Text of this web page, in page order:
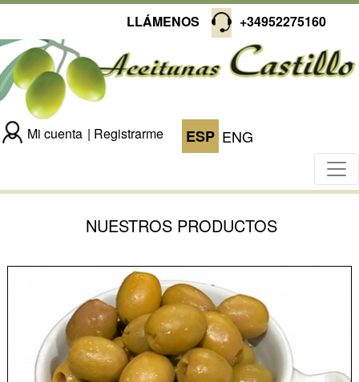
LLÁMENOS +34952275160
Mi cuenta Registrarme ESP ENG
NUESTROS PRODUCTOS